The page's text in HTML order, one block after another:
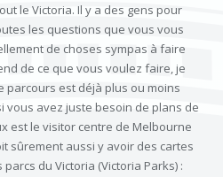
le Victoria. Il y a des gens pour
les questions que vous vous
de choses sympas à faire
de ce que vous voulez faire, je
parcours est déjà plus ou moins
vous avez juste besoin de plans de
est le visitor centre de Melbourne
sûrement aussi y avoir des cartes
du Victoria (Victoria Parks) :